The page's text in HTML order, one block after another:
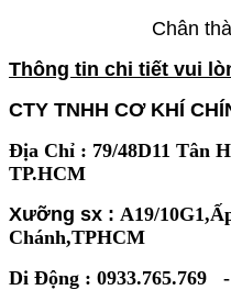
Chân thành
Thông tin chi tiết vui
CTY TNHH CƠ KHÍ
Địa Chỉ : 79/48D11 Tân
TP.HCM
Xưỡng sx : A19/
Chánh,TPHCM
Di Động : 0933.765.769